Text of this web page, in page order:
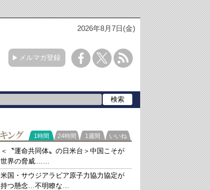
2026年8月7日(金)
メルマガ登録
ランキング
1時間 24時間 1週間 いいね
＜〝運命共同体〟の日米台＞中国こそが
世界の脅威....…
米国・サウジアラビア原子力協力協定が
持つ懸念…不明瞭な…